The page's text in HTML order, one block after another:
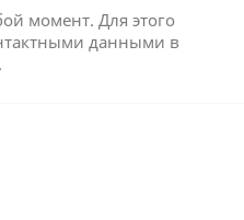
момент. Для этого
данными в